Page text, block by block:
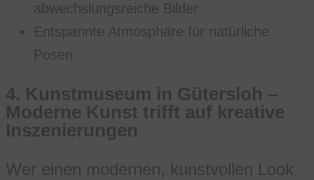
abwechslungsreiche Bilder
Entspannte Atmosphäre für natürliche
Posen
4. Kunstmuseum in Gütersloh –
Moderne Kunst trifft auf kreative
Inszenierungen
Wer einen modernen, kunstvollen Look